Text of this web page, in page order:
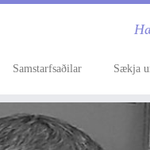
Samstarfsaðilar Sækja